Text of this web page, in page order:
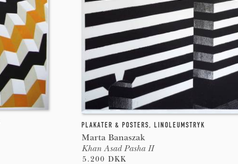
PLAKATER & POSTERS, LINOLEUMSTRYK
Marta Banaszak
Khan Asad Pasha II
5.200 DKK